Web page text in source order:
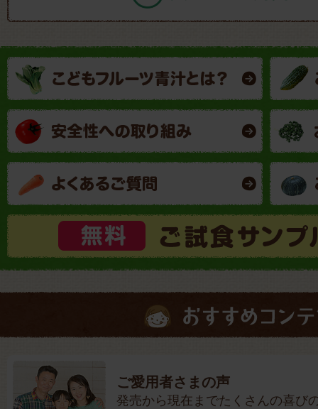
ご愛用者さまの声
発売から現在までたくさんの喜び